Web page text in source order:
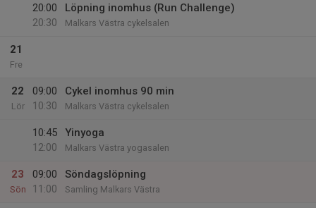
20:00
20:30
Löpning inomhus (Run Challenge)
Malkars Västra cykelsalen
21
Fre
22
Lör
09:00
10:30
Cykel inomhus 90 min
Malkars Västra cykelsalen
10:45
12:00
Yinyoga
Malkars Västra yogasalen
23
Sön
09:00
11:00
Söndagslöpning
Samling Malkars Västra